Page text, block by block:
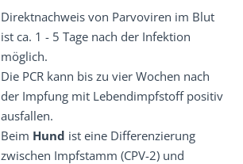
Direktnachweis von Parvoviren im Blut
ist ca. 1 - 5 Tage nach der Infektion
möglich.
Die PCR kann bis zu vier Wochen nach
der Impfung mit Lebendimpfstoff positiv
ausfallen.
Beim Hund ist eine Differenzierung
zwischen Impfstamm (CPV-2) und